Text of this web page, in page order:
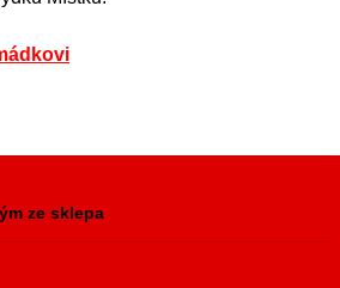
ze sklepa